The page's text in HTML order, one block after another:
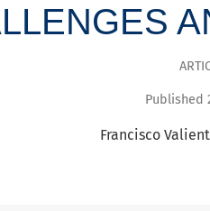
Published
Francisco